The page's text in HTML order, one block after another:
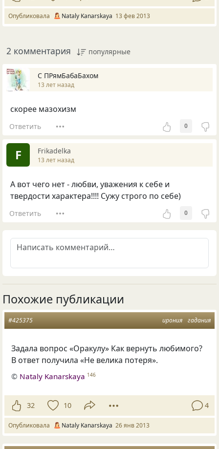
Опубликовала Nataly Kanarskaya 13 фев 2013
2 комментария популярные
С ПРямБабаБахом
13 лет назад
скорее мазохизм
Ответить 0
F Frikadelka
13 лет назад
А вот чего нет - любви, уважения к себе и
твердости характера!!!! Сужу строго по себе)
Ответить 0
Похожие публикации
ирония гадания
#425375
Задала вопрос «Оракулу» Как вернуть любимого?
В ответ получила «Не велика потеря».
© Nataly Kanarskaya 146
32 10 4
Опубликовала Nataly Kanarskaya 26 янв 2013